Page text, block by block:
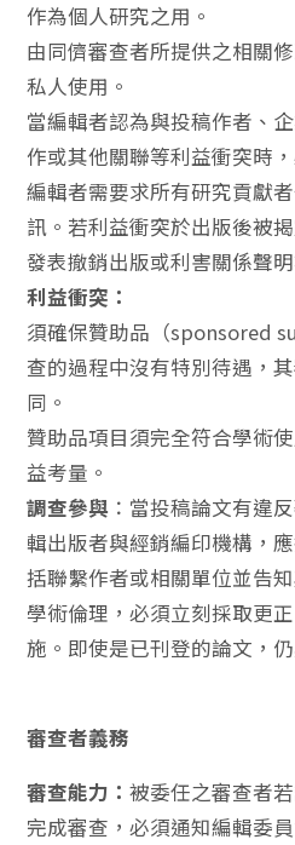
作為個人研究之用。
由同儕審查者所提供之相關
私人使用。
當編輯者認為與投稿作者、
作或其他關聯等利益衝突時
編輯者需要求所有研究貢獻
訊。若利益衝突於出版後被
發表撤銷出版或利害關係聲
利益衝突：
須確保贊助品（sponsored
查的過程中沒有特別待遇，
同。
贊助品項目須完全符合學術
益考量。
調查參與 ：當投稿論文有違
輯出版者與經銷編印機構，
括聯繫作者或相關單位並告
學術倫理，必須立刻採取更
施。即使是已刊登的論文，
審查者義務
審查能力：被委任之審查者
完成審查，必須通知編輯委